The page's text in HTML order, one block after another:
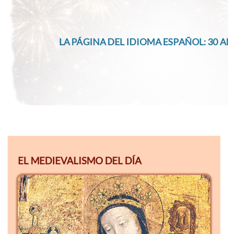
LA PÁGINA DEL IDIOMA ESPAÑOL: 30
EL MEDIEVALISMO DEL DÍA